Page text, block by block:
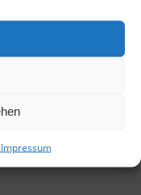
Impressum
findest du in